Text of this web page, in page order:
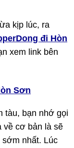
kịp lúc, ra
đi Hòn
xem link bên
Sơn
tàu, bạn nhớ gọi
về cơ bản là sẽ
sớm nhất. Lúc